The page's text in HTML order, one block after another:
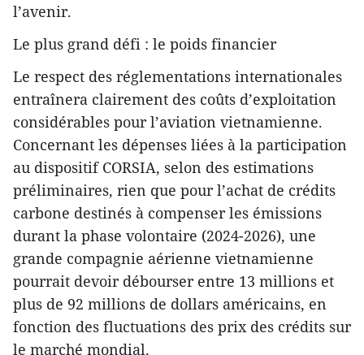
l’avenir.
Le plus grand défi : le poids financier
Le respect des réglementations internationales
entraînera clairement des coûts d’exploitation
considérables pour l’aviation vietnamienne.
Concernant les dépenses liées à la participation
au dispositif CORSIA, selon des estimations
préliminaires, rien que pour l’achat de crédits
carbone destinés à compenser les émissions
durant la phase volontaire (2024-2026), une
grande compagnie aérienne vietnamienne
pourrait devoir débourser entre 13 millions et
plus de 92 millions de dollars américains, en
fonction des fluctuations des prix des crédits sur
le marché mondial.